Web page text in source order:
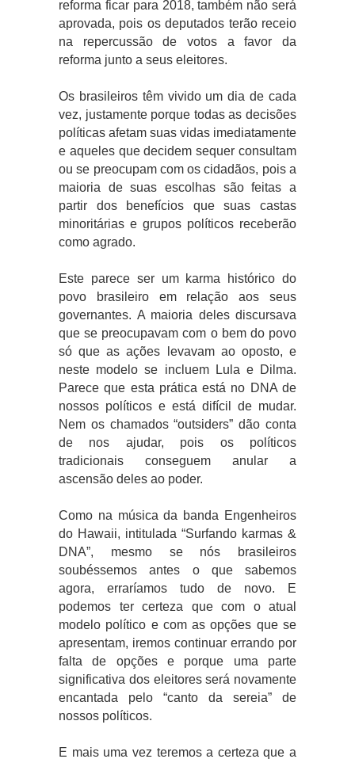
reforma ficar para 2018, também não será
aprovada, pois os deputados terão receio
na repercussão de votos a favor da
reforma junto a seus eleitores.
Os brasileiros têm vivido um dia de cada
vez, justamente porque todas as decisões
políticas afetam suas vidas imediatamente
e aqueles que decidem sequer consultam
ou se preocupam com os cidadãos, pois a
maioria de suas escolhas são feitas a
partir dos benefícios que suas castas
minoritárias e grupos políticos receberão
como agrado.
Este parece ser um karma histórico do
povo brasileiro em relação aos seus
governantes. A maioria deles discursava
que se preocupavam com o bem do povo
só que as ações levavam ao oposto, e
neste modelo se incluem Lula e Dilma.
Parece que esta prática está no DNA de
nossos políticos e está difícil de mudar.
Nem os chamados “outsiders” dão conta
de nos ajudar, pois os políticos
tradicionais conseguem anular a
ascensão deles ao poder.
Como na música da banda Engenheiros
do Hawaii, intitulada “Surfando karmas &
DNA”, mesmo se nós brasileiros
soubéssemos antes o que sabemos
agora, erraríamos tudo de novo. E
podemos ter certeza que com o atual
modelo político e com as opções que se
apresentam, iremos continuar errando por
falta de opções e porque uma parte
significativa dos eleitores será novamente
encantada pelo “canto da sereia” de
nossos políticos.
E mais uma vez teremos a certeza que a